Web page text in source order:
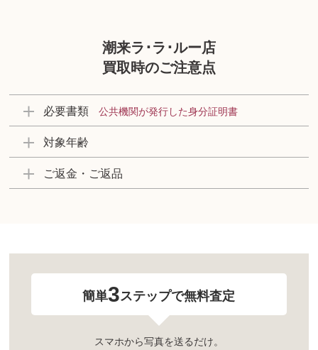
潮来ラ･ラ･ルー店
買取時のご注意点
必要書類 公共機関が発行した身分証明書
対象年齢
ご返金・ご返品
簡単3ステップで無料査定
スマホから写真を送るだけ。